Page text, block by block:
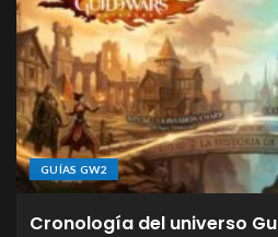
GUÍAS GW2
Cronología del universo